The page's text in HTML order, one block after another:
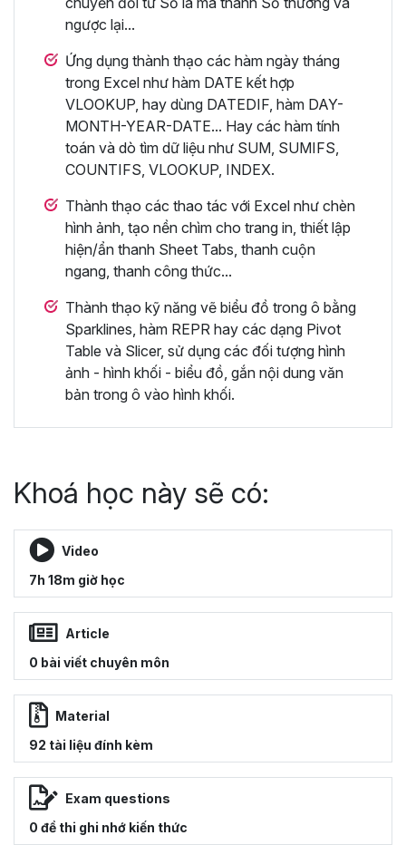
ngược lại...
Ứng dụng thành thạo các hàm ngày tháng
trong Excel như hàm DATE kết hợp
VLOOKUP, hay dùng DATEDIF, hàm DAY-
MONTH-YEAR-DATE... Hay các hàm tính
toán và dò tìm dữ liệu như SUM, SUMIFS,
COUNTIFS, VLOOKUP, INDEX.
Thành thạo các thao tác với Excel như chèn
hình ảnh, tạo nền chìm cho trang in, thiết lập
hiện/ẩn thanh Sheet Tabs, thanh cuộn
ngang, thanh công thức...
Thành thạo kỹ năng vẽ biểu đồ trong ô bằng
Sparklines, hàm REPR hay các dạng Pivot
Table và Slicer, sử dụng các đối tượng hình
ảnh - hình khối - biểu đồ, gắn nội dung văn
bản trong ô vào hình khối.
Khoá học này sẽ có:
Video
7h 18m giờ học
Article
0 bài viết chuyên môn
Material
92 tài liệu đính kèm
Exam questions
0 đề thi ghi nhớ kiến thức